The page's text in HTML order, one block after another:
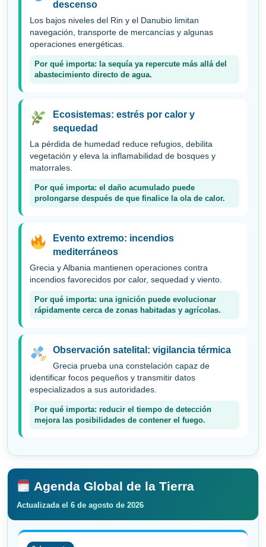
descenso
Los bajos niveles del Rin y el Danubio limitan
navegación, transporte de mercancías y algunas
operaciones energéticas.
Por qué importa: la sequía ya repercute más allá del
abastecimiento directo de agua.
Ecosistemas: estrés por calor y
sequedad
La pérdida de humedad reduce refugios, debilita
vegetación y eleva la inflamabilidad de bosques y
matorrales.
Por qué importa: el daño acumulado puede
prolongarse después de que finalice la ola de calor.
Evento extremo: incendios
mediterráneos
Grecia y Albania mantienen operaciones contra
incendios favorecidos por calor, sequedad y viento.
Por qué importa: una ignición puede evolucionar
rápidamente cerca de zonas habitadas y agrícolas.
Observación satelital: vigilancia térmica
Grecia prueba una constelación capaz de
identificar focos pequeños y transmitir datos
especializados a sus autoridades.
Por qué importa: reducir el tiempo de detección
mejora las posibilidades de contener el fuego.
Agenda Global de la Tierra
Actualizada el 6 de agosto de 2026